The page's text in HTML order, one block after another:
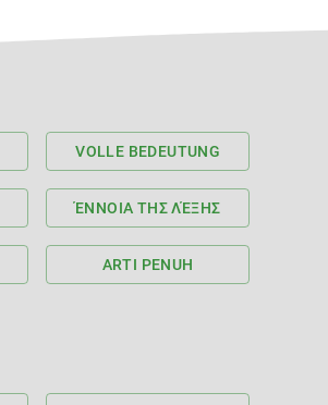
VOLLE BEDEUTUNG
ΈΝΝΟΙΑ ΤΗΣ ΛΈΞΗΣ
ARTI PENUH